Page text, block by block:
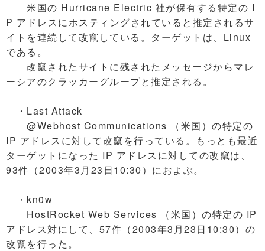
米国の Hurricane Electric 社が保有する特定の I
P アドレスにホスティングされていると推定されるサ
イトを連続して改竄している。ターゲットは、Linux
である。
改竄されたサイトに残されたメッセージからマレ
ーシアのクラッカーグループと推定される。
・Last Attack
@Webhost Communications （米国）の特定の
IP アドレスに対して改竄を行っている。もっとも最近
ターゲットになった IP アドレスに対しての改竄は、
93件（2003年3月23日10:30）におよぶ。
・kn0w
HostRocket Web Services （米国）の特定の IP
アドレス対にして、57件（2003年3月23日10:30）の
改竄を行った。